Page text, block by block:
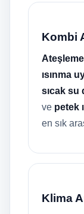
Kombi
ısınma
sıcak su
ve petek
en sık
Klima